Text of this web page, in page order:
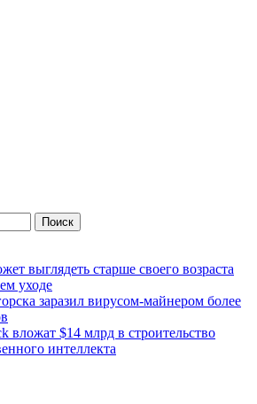
выглядеть старше своего возраста
уходе
заразил вирусом-майнером более
вложат $14 млрд в строительство
интеллекта